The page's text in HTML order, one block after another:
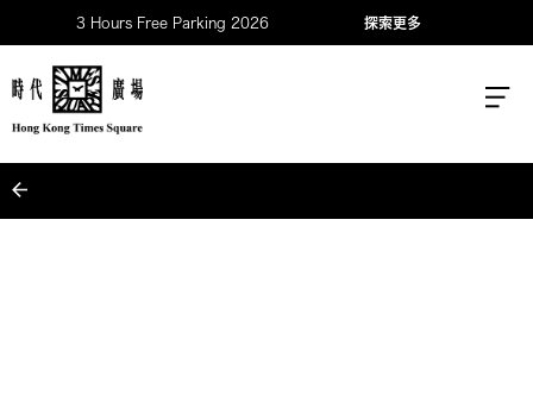
3 Hours Free Parking 2026 探索更多